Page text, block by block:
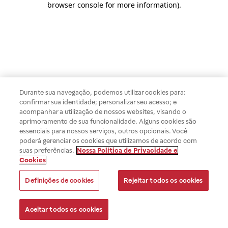
browser console for more information).
Durante sua navegação, podemos utilizar cookies para:
confirmar sua identidade; personalizar seu acesso; e
acompanhar a utilização de nossos websites, visando o
aprimoramento de sua funcionalidade. Alguns cookies são
essenciais para nossos serviços, outros opcionais. Você
poderá gerenciar os cookies que utilizamos de acordo com
suas preferências. Nossa Política de Privacidade e
Cookies
Definições de cookies Rejeitar todos os cookies
Aceitar todos os cookies